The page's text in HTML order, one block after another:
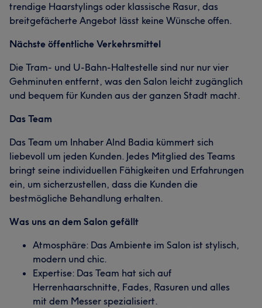
trendige Haarstylings oder klassische Rasur, das
breitgefächerte Angebot lässt keine Wünsche offen.
Nächste öffentliche Verkehrsmittel
Die Tram- und U-Bahn-Haltestelle sind nur nur vier
Gehminuten entfernt, was den Salon leicht zugänglich
und bequem für Kunden aus der ganzen Stadt macht.
Das Team
Das Team um Inhaber Alnd Badia kümmert sich
liebevoll um jeden Kunden. Jedes Mitglied des Teams
bringt seine individuellen Fähigkeiten und Erfahrungen
ein, um sicherzustellen, dass die Kunden die
bestmögliche Behandlung erhalten.
Was uns an dem Salon gefällt
Atmosphäre: Das Ambiente im Salon ist stylisch,
modern und chic.
Expertise: Das Team hat sich auf
Herrenhaarschnitte, Fades, Rasuren und alles
mit dem Messer spezialisiert.